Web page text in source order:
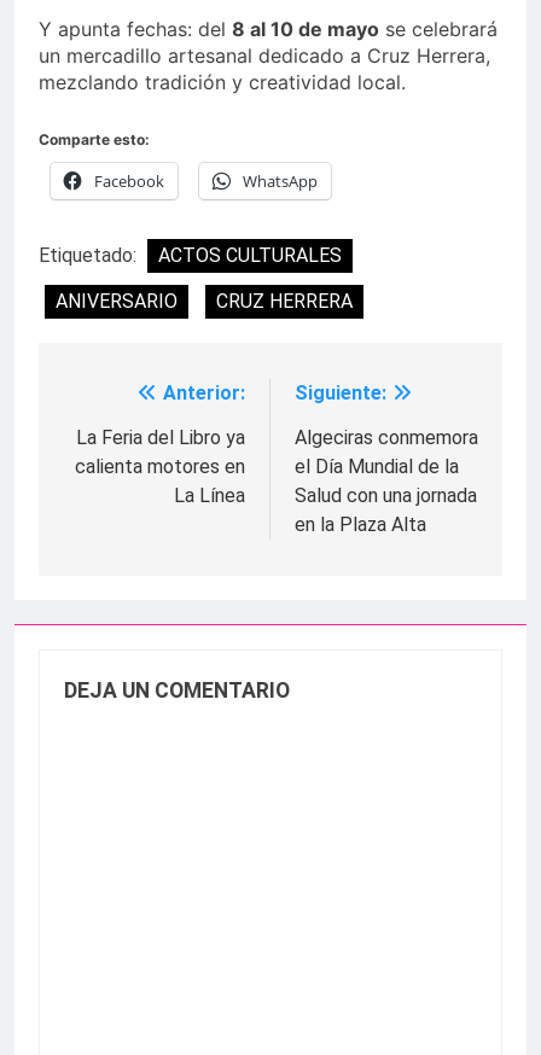
Y apunta fechas: del 8 al 10 de mayo se celebrará
un mercadillo artesanal dedicado a Cruz Herrera,
mezclando tradición y creatividad local.
Comparte esto:
Facebook WhatsApp
Etiquetado:
ACTOS CULTURALES
ANIVERSARIO
CRUZ HERRERA
Navegación
de
entradas
Anterior:
La Feria del Libro ya
calienta motores en
La Línea
Siguiente:
Algeciras conmemora
el Día Mundial de la
Salud con una jornada
en la Plaza Alta
DEJA UN COMENTARIO